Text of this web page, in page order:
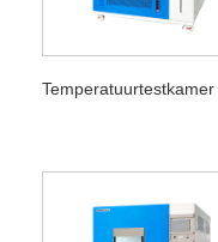
Temperatuurtestkamer